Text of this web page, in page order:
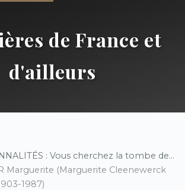
de France et
d'ailleurs
: Vous cherchez la tombe de...
Marguerite (Marguerite Cleenewerck
1987)